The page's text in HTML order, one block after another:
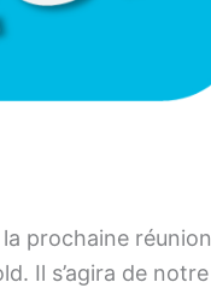
prochaine réunion
Il s’agira de notre